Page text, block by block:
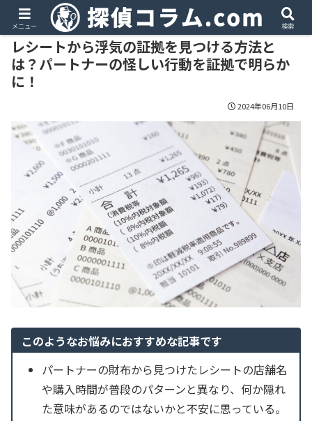
PR
レシートから浮気の証拠を見つける方法と
は？パートナーの怪しい行動を証拠で明らか
に！
2024年06月10日
このようなお悩みにおすすめな記事です
パートナーの財布から見つけたレシートの店舗名
や購入時間が普段のパターンと異なり、何か隠れ
た意味があるのではないかと不安に思っている。
メニュー 検索